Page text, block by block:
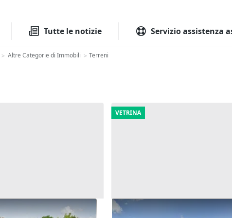
Tutte le notizie Servizio assistenza
> Altre Categorie di Immobili > Terreni
edificabile a
VETRINA
Asta Terreno edificabile